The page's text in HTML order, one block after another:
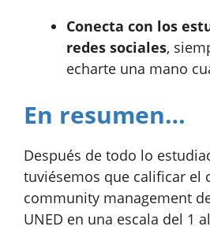
Conecta con los
redes sociales,
echarte una mano
En resumen…
Después de todo lo
tuviésemos que calificar el
community management
UNED en una escala del 1